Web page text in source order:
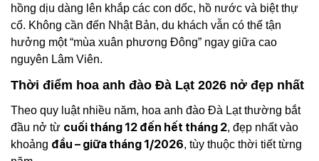
hồng dịu dàng lên khắp các con dốc, hồ nước và biệt thự
cổ. Không cần đến Nhật Bản, du khách vẫn có thể tận
hưởng một “mùa xuân phương Đông” ngay giữa cao
nguyên Lâm Viên.
Thời điểm hoa anh đào Đà Lạt 2026 nở đẹp nhất
Theo quy luật nhiều năm, hoa anh đào Đà Lạt thường bắt
đầu nở từ cuối tháng 12 đến hết tháng 2, đẹp nhất vào
khoảng đầu – giữa tháng 1/2026, tùy thuộc thời tiết từng